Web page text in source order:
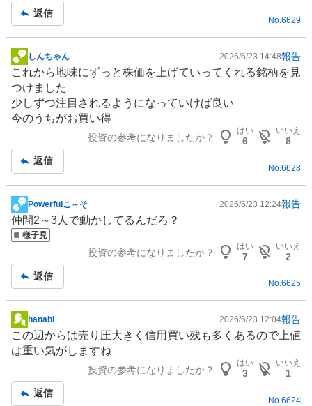
返信
No.6629
掲
示
板
記
事
しんちゃん 2026/6/23 14:48報告
これから地味にずっと株価を上げていってくれる銘柄を見
つけました
少しずつ注目されるようになっていけば良い
今のうちがお買い得
投資の参考になりましたか？
はい
6
いいえ
8
返信
No. 6628
掲
示
板
Powerfulこ～そ 2026/6/23 12:24報告
仲間2～3人で動かしてるんだろ？
様子見
投資の参考になりましたか？
はい
7
いいえ
2
返信
No.6625
掲
示
板
hanabi 2026/6/23 12:04報告
この辺からは売り圧大きく信用買い残も多くあるので上値
は重い気がしますね
投資の参考になりましたか？
はい
3
いいえ
1
返信
No. 6624